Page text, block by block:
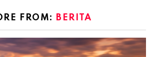
FROM: BERITA